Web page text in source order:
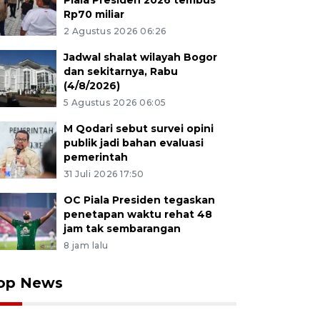
Rp70 miliar
2 Agustus 2026 06:26
Jadwal shalat wilayah Bogor
dan sekitarnya, Rabu
(4/8/2026)
5 Agustus 2026 06:05
M Qodari sebut survei opini
publik jadi bahan evaluasi
pemerintah
31 Juli 2026 17:50
OC Piala Presiden tegaskan
penetapan waktu rehat 48
jam tak sembarangan
8 jam lalu
News